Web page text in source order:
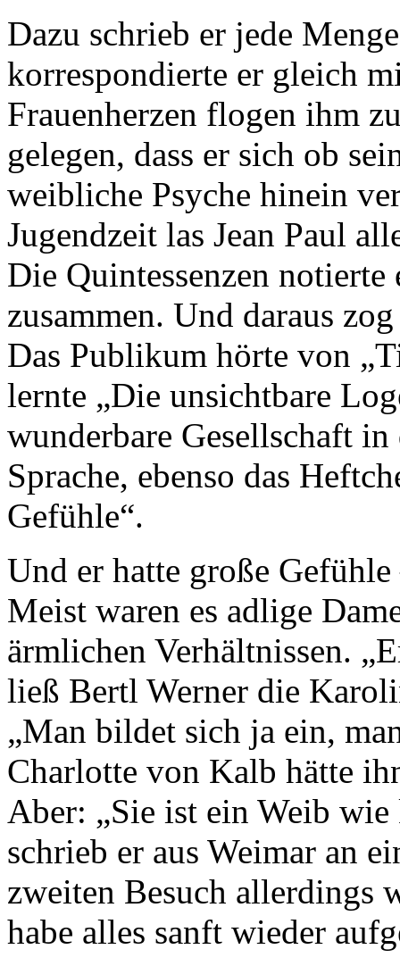
Dazu schrieb er jede
korrespondierte er gleich
Frauenherzen flogen ihm
gelegen, dass er sich ob
weibliche Psyche hinein
Jugendzeit las Jean Paul
Die Quintessenzen
zusammen. Und daraus
Das Publikum hörte von
lernte „Die unsichtbare
wunderbare Gesellschaft
Sprache, ebenso das
Gefühle“.
Und er hatte große
Meist waren es adlige
ärmlichen Verhältnissen.
ließ Bertl Werner die
„Man bildet sich ja ein,
Charlotte von Kalb hätte
Aber: „Sie ist ein Weib
schrieb er aus Weimar an
zweiten Besuch allerdings
habe alles sanft wieder